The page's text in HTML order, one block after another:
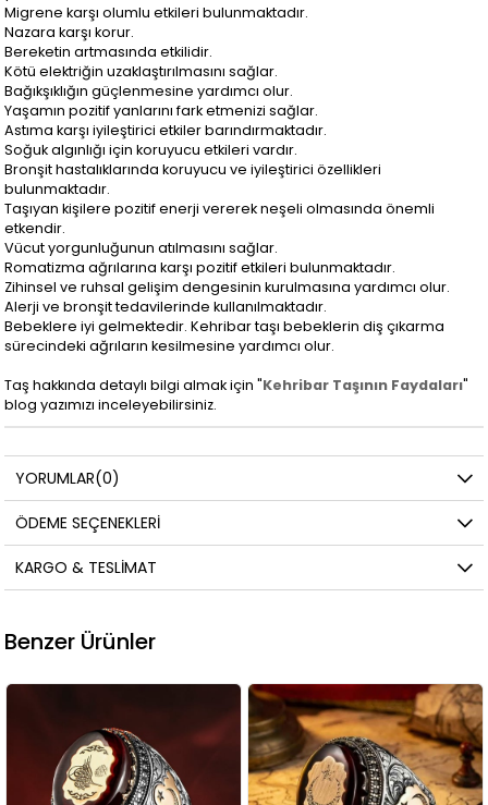
Migrene karşı olumlu etkileri bulunmaktadır.
Nazara karşı korur.
Bereketin artmasında etkilidir.
Kötü elektriğin uzaklaştırılmasını sağlar.
Bağıkşıklığın güçlenmesine yardımcı olur.
Yaşamın pozitif yanlarını fark etmenizi sağlar.
Astıma karşı iyileştirici etkiler barındırmaktadır.
Soğuk algınlığı için koruyucu etkileri vardır.
Bronşit hastalıklarında koruyucu ve iyileştirici özellikleri
bulunmaktadır.
Taşıyan kişilere pozitif enerji vererek neşeli olmasında önemli
etkendir.
Vücut yorgunluğunun atılmasını sağlar.
Romatizma ağrılarına karşı pozitif etkileri bulunmaktadır.
Zihinsel ve ruhsal gelişim dengesinin kurulmasına yardımcı olur.
Alerji ve bronşit tedavilerinde kullanılmaktadır.
Bebeklere iyi gelmektedir. Kehribar taşı bebeklerin diş çıkarma
sürecindeki ağrıların kesilmesine yardımcı olur.
Taş hakkında detaylı bilgi almak için "Kehribar Taşının Faydaları"
blog yazımızı inceleyebilirsiniz.
YORUMLAR(0)
ÖDEME SEÇENEKLERI
KARGO & TESLIMAT
Benzer Ürünler